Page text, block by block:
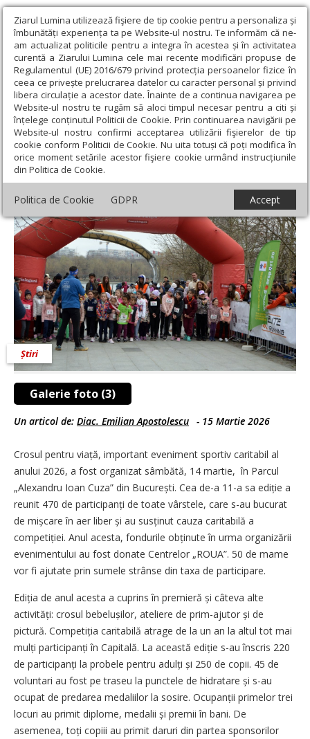
Ziarul Lumina utilizează fişiere de tip cookie pentru a personaliza și
îmbunătăți experiența ta pe Website-ul nostru. Te informăm că ne-
am actualizat politicile pentru a integra în acestea și în activitatea
curentă a Ziarului Lumina cele mai recente modificări propuse de
Regulamentul (UE) 2016/679 privind protecția persoanelor fizice în
ceea ce privește prelucrarea datelor cu caracter personal și privind
libera circulație a acestor date. Înainte de a continua navigarea pe
Website-ul nostru te rugăm să aloci timpul necesar pentru a citi și
înțelege conținutul Politicii de Cookie. Prin continuarea navigării pe
Website-ul nostru confirmi acceptarea utilizării fişierelor de tip
cookie conform Politicii de Cookie. Nu uita totuși că poți modifica în
orice moment setările acestor fişiere cookie urmând instrucțiunile
din Politica de Cookie.
Politica de Cookie GDPR Accept
Ziarul Lumina › Actualitate religioasă › Știri › Crosul pentru viață
la a 11-a ediție
Crosul pentru viață la a 11-a ediție
Galerie foto (3)
Știri
Un articol de: Diac. Emilian Apostolescu - 15 Martie 2026
Crosul pentru viață, important eveniment sportiv caritabil al
anului 2026, a fost organizat sâmbătă, 14 martie, în Parcul
„Alexandru Ioan Cuza” din București. Cea de-a 11-a sa ediție a
reunit 470 de participanți de toate vârstele, care s-au bucurat
de mișcare în aer liber și au susținut cauza caritabilă a
competiției. Anul acesta, fondurile obținute în urma organizării
evenimentului au fost donate Centrelor „ROUA”. 50 de mame
vor fi ajutate prin sumele strânse din taxa de participare.
Ediția de anul acesta a cuprins în premieră și câteva alte
activități: crosul bebelușilor, ateliere de prim-ajutor și de
pictură. Competiția caritabilă atrage de la un an la altul tot mai
mulți participanți în Capitală. La această ediție s-au înscris 220
de participanți la probele pentru adulți și 250 de copii. 45 de
voluntari au fost pe traseu la punctele de hidratare și s-au
ocupat de predarea medaliilor la sosire. Ocupanții primelor trei
locuri au primit diplome, medalii și premii în bani. De
asemenea, toți copiii au primit daruri din partea sponsorilor